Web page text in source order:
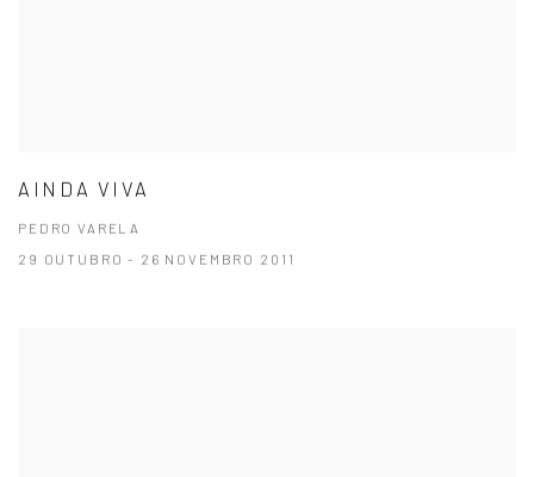
AINDA VIVA
PEDRO VARELA
29 OUTUBRO - 26 NOVEMBRO 2011